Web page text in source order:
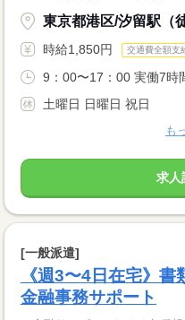
東京都港区/汐留駅（
時給1,850円 交通費全額支
9：00〜17：00 実働7時
土曜日 日曜日 祝日
も
求人
[一般派遣]
《週3〜4日在宅》書
金融事務サポート